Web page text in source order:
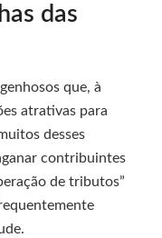
das
que, à
atrativas para
desses
contribuintes
de tributos”